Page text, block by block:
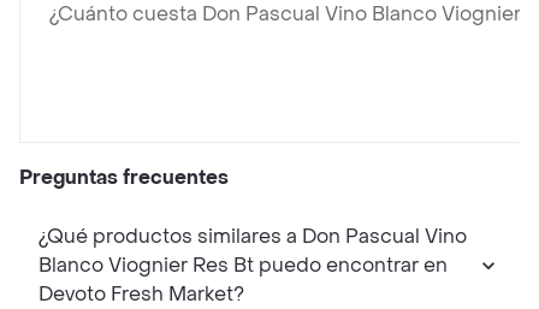
¿Cuánto cuesta Don Pascual Vino Blanco Viognier
Preguntas frecuentes
¿Qué productos similares a Don Pascual Vino
Blanco Viognier Res Bt puedo encontrar en
Devoto Fresh Market?